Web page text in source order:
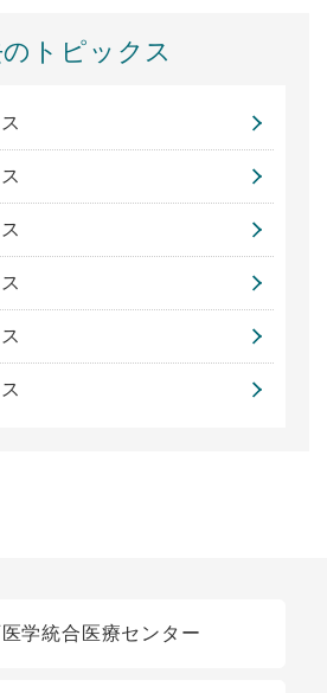
トピックス
学統合医療センター